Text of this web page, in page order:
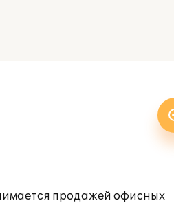
продажей офисных